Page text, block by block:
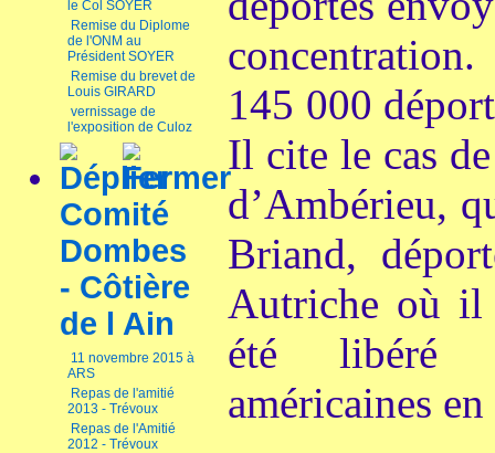
le Col SOYER
Remise du Diplome
de l'ONM au
Président SOYER
Remise du brevet de
Louis GIRARD
vernissage de
l'exposition de Culoz
Comité
Dombes
- Côtière
de l Ain
11 novembre 2015 à
ARS
Repas de l'amitié
2013 - Trévoux
Repas de l'Amitié
2012 - Trévoux
145 000
Il cite le cas
d’Ambérieu,
Briand,
Autriche où il
été libéré
américaines